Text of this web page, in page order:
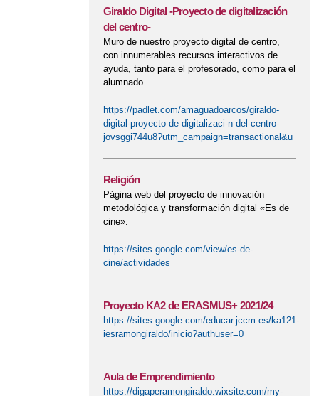
Giraldo Digital -Proyecto de digitalización
del centro-
Muro de nuestro proyecto digital de centro,
con innumerables recursos interactivos de
ayuda, tanto para el profesorado, como para el
alumnado.
https://padlet.com/amaguadoarcos/giraldo-
digital-proyecto-de-digitalizaci-n-del-centro-
jovsggi744u8?utm_campaign=transactional&u
Religión
Página web del proyecto de innovación
metodológica y transformación digital «Es de
cine».
https://sites.google.com/view/es-de-
cine/actividades
Proyecto KA2 de ERASMUS+ 2021/24
https://sites.google.com/educar.jccm.es/ka121-
iesramongiraldo/inicio?authuser=0
Aula de Emprendimiento
https://digaperamongiraldo.wixsite.com/my-